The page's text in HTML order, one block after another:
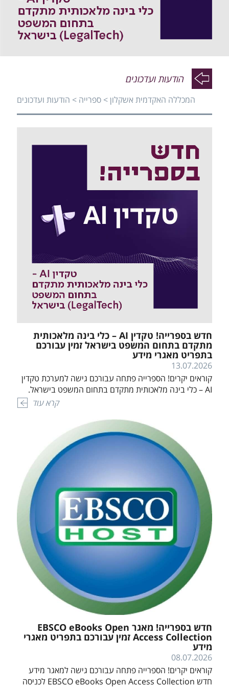
הודעות ועדכונים
המכללה האקדמית אשקלון>ספרייה > הודעות ועדכונים
חדש בספרייה! טקדין AI – כלי בינה מלאכותית
מתקדם בתחום המשפט בישראל זמין עבורכם
בתפריט מאגרי מידע
13.07.2026
קוראים יקרים! הספרייה פתחה עבורכם גישה למערכת טקדין
AI – כלי בינה מלאכותית מתקדם בתחום המשפט בישראל.
שימו לב! השימוש במערכת ניתן בשטח הספרייה באמצעות
שם משתמש וסיסמא או מרחוק באמצעות התחברות לפורטל
המכללה – "מחשב שלי" – ראה הסבר כאן. לכניסה למערכת
ולמידע אודותיה לחץ כאן. בברכה, צוות הספרייה
קרא עוד
חדש בספרייה! מאגר EBSCO eBooks Open
Access Collection זמין עבורכם בתפריט מאגרי
מידע
08.07.2026
קוראים יקרים! הספרייה פתחה עבורכם גישה למאגר מידע
חדש EBSCO eBooks Open Access Collection לכניסה